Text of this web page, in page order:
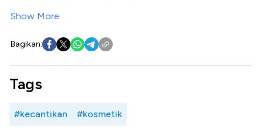
Show More
Bagikan:
Tags
#kecantikan #kosmetik